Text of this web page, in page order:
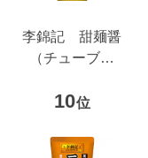
李錦記 甜麺醤
（チューブ入
10位